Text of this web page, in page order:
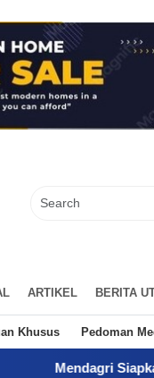
ARTIKEL BERITA
Khusus Pedoman
Siapkan Tiga